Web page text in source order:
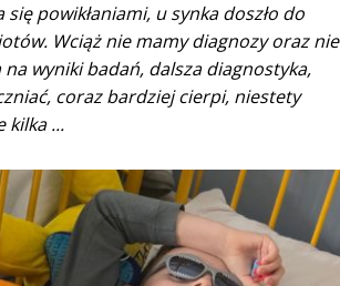
powikłaniami, u synka doszło do
Wciąż nie mamy diagnozy oraz nie
wyniki badań, dalsza diagnostyka,
coraz bardziej cierpi, niestety
kilka ...